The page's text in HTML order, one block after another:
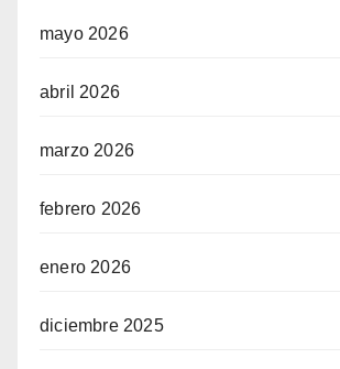
mayo 2026
abril 2026
marzo 2026
febrero 2026
enero 2026
diciembre 2025